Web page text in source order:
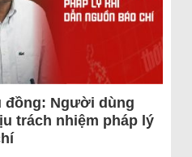
đồng: Người dùng
trách nhiệm pháp lý